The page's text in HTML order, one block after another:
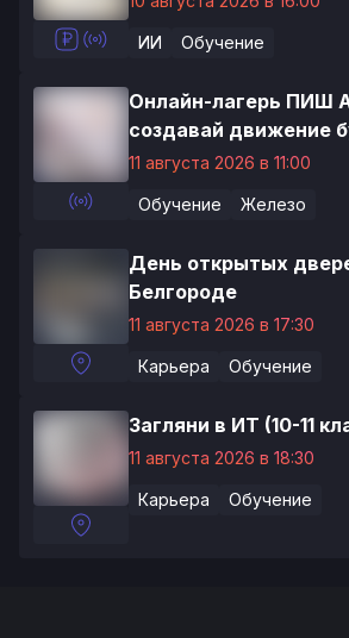
ИИ Обучение
Онлайн-лагерь ПИШ
создавай движение
11 августа 2026 в 11:00
Обучение Железо
День открытых
Белгороде
11 августа 2026 в 17:30
Карьера Обучение
Загляни в ИТ (10-11
11 августа 2026 в 18:30
Карьера Обучение